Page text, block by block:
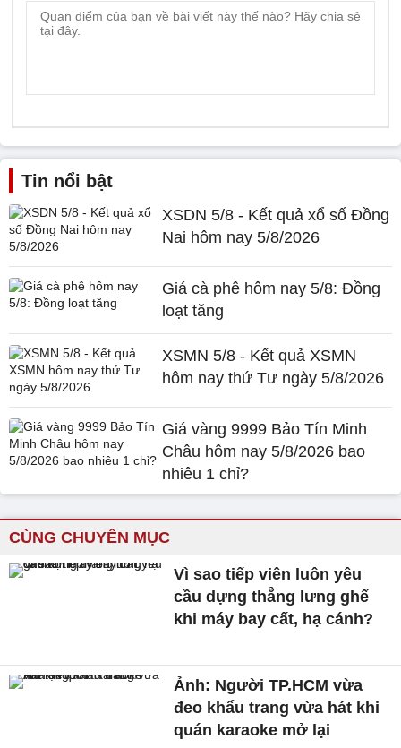
Tin nổi bật
XSDN 5/8 - Kết quả xổ số Đồng
Nai hôm nay 5/8/2026
Giá cà phê hôm nay 5/8: Đồng
loạt tăng
XSMN 5/8 - Kết quả XSMN
hôm nay thứ Tư ngày 5/8/2026
Giá vàng 9999 Bảo Tín Minh
Châu hôm nay 5/8/2026 bao
nhiêu 1 chỉ?
CÙNG CHUYÊN MỤC
Vì sao tiếp viên luôn yêu
cầu dựng thẳng lưng ghế
khi máy bay cất, hạ cánh?
Ảnh: Người TP.HCM vừa
đeo khẩu trang vừa hát khi
quán karaoke mở lại